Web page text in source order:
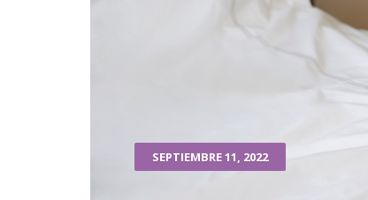
SEPTIEMBRE 11, 2022